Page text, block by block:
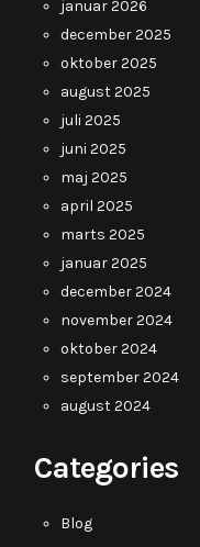
januar 2026
december 2025
oktober 2025
august 2025
juli 2025
juni 2025
maj 2025
april 2025
marts 2025
januar 2025
december 2024
november 2024
oktober 2024
september 2024
august 2024
Categories
Blog